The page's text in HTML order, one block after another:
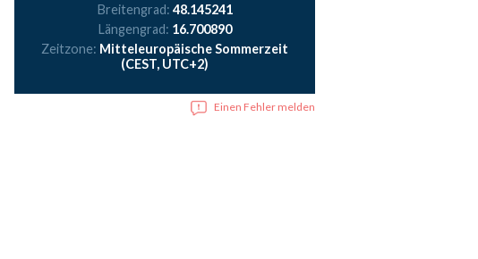
Breitengrad: 48.145241
Längengrad: 16.700890
Zeitzone: Mitteleuropäische Sommerzeit
(CEST, UTC+2)
Einen Fehler melden